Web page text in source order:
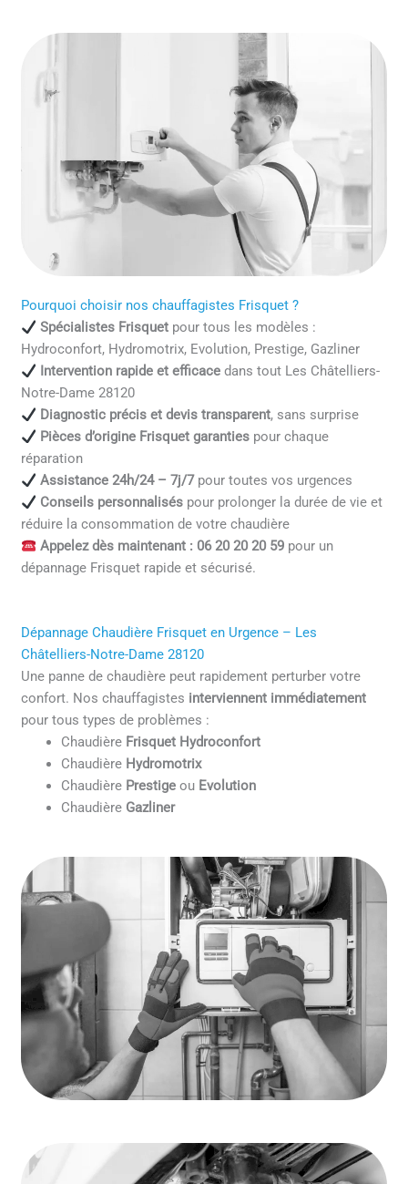
Pourquoi choisir nos chauffagistes Frisquet ?
Spécialistes Frisquetpour tous les modèles :
Hydroconfort, Hydromotrix, Evolution, Prestige, Gazliner
Intervention rapide et efficacedans tout Les Châtelliers-
Notre-Dame 28120
Diagnostic précis et devis transparent, sans surprise
Pièces d’origine Frisquet garantiespour chaque
réparation
Assistance 24h/24 – 7j/7pour toutes vos urgences
Conseils personnaliséspour prolonger la durée de vie et
réduire la consommation de votre chaudière
Appelez dès maintenant : 06 20 20 20 59pour un
dépannage Frisquet rapide et sécurisé.
Dépannage Chaudière Frisquet en Urgence – Les
Châtelliers-Notre-Dame 28120
Une panne de chaudière peut rapidement perturber votre
confort. Nos chauffagistes interviennent immédiatement
pour tous types de problèmes :
Chaudière Frisquet Hydroconfort
Chaudière Hydromotrix
Chaudière Prestige ou Evolution
Chaudière Gazliner